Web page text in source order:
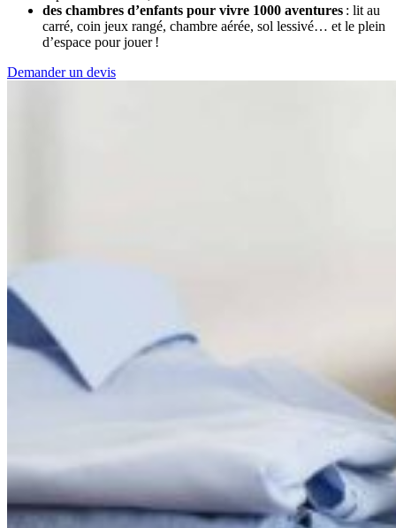
des chambres d’enfants pour vivre 1000 aventures : lit au
carré, coin jeux rangé, chambre aérée, sol lessivé… et le plein
d’espace pour jouer !
Demander un devis